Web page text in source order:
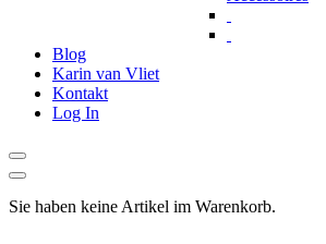
Blog
Karin van Vliet
Kontakt
Log In
Sie haben keine Artikel im Warenkorb.